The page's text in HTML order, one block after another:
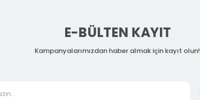
E-BÜLTEN KAYIT
Kampanyalarımızdan haber almak için kayıt olun!